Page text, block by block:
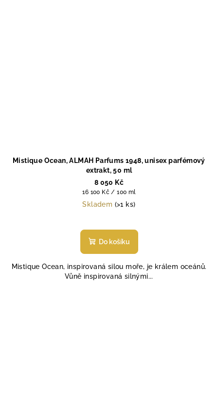
Mistique Ocean, ALMAH Parfums 1948, unisex parfémový
extrakt, 50 ml
8 050 Kč
Měrná
cena:
16 100 Kč / 100 ml
Skladem (>1 ks)
Do košíku
Mistique Ocean, inspirovaná silou moře, je králem oceánů.
Vůně inspirovaná silnými...